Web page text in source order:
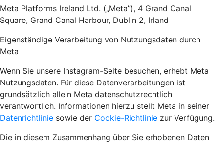
Meta Platforms Ireland Ltd. („Meta”), 4 Grand Canal
Square, Grand Canal Harbour, Dublin 2, Irland
Eigenständige Verarbeitung von Nutzungsdaten durch
Meta
Wenn Sie unsere Instagram-Seite besuchen, erhebt Meta
Nutzungsdaten. Für diese Datenverarbeitungen ist
grundsätzlich allein Meta datenschutzrechtlich
verantwortlich. Informationen hierzu stellt Meta in seiner
Datenrichtlinie sowie der Cookie-Richtlinie zur Verfügung.
Die in diesem Zusammenhang über Sie erhobenen Daten